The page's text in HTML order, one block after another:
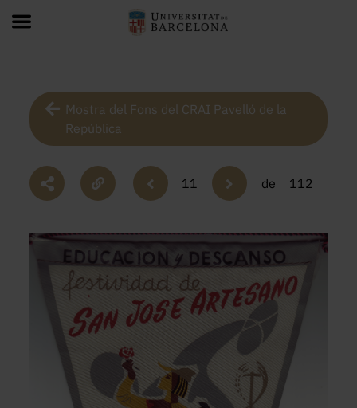
Mostra del Fons del CRAI Pavelló de la
República
11 de 112